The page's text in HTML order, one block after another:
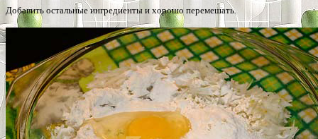
Добавить остальные ингредиенты и хорошо перемешать.